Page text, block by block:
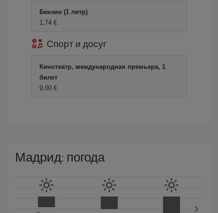
Бензин (1 литр)
1,74 €
Спорт и досуг
Кинотеатр, международная премьера, 1
билет
9,00 €
Мадрид: погода